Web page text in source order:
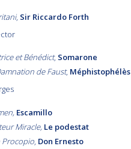
, Sir Riccardo Forth
et Bénédict, Somarone
de Faust, Méphistophélès
Escamillo
Miracle, Le podestat
Procopio Don Ernesto